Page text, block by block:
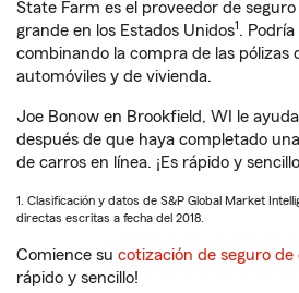
State Farm es el proveedor de
grande en los Estados Unidos1.
combinando la compra de las pólizas
automóviles y de vivienda.
Joe Bonow en Brookfield, WI le
después de que haya completado
de carros en línea. ¡Es rápido y
1. Clasificación y datos de S&P Global Market
directas escritas a fecha del 2018.
Comience su cotización de seguro de
rápido y sencillo!